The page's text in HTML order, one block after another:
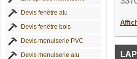
Devis fenêtre alu
Devis fenêtre bois
Devis menuiserie PVC
Devis menuiserie alu